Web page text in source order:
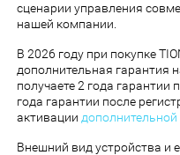
сценарии управления
нашей компании.
В 2026 году при покупке
дополнительная гарантия
получаете 2 года гарантии
года гарантии после
активации дополнительной
Внешний вид устройства и